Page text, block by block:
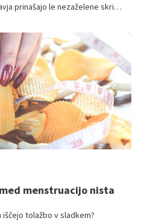
prinašajo le nezaželene skrite
menstruacijo nista
tolažbo v sladkem?